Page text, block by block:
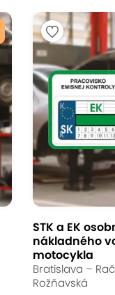
STK a EK
nákladného
motocykla
Bratislava –
Rožňavská